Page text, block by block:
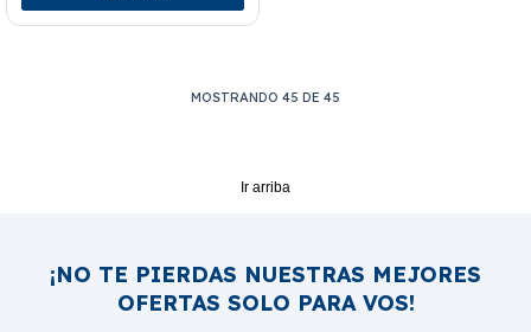
MOSTRANDO 45 DE 45
Ir arriba
¡NO TE PIERDAS NUESTRAS MEJORES
OFERTAS SOLO PARA VOS!